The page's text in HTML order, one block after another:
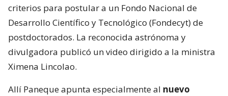
criterios para postular a un Fondo Nacional de
Desarrollo Científico y Tecnológico (Fondecyt) de
postdoctorados. La reconocida astrónoma y
divulgadora publicó un video dirigido a la ministra
Ximena Lincolao.
Allí Paneque apunta especialmente al nuevo